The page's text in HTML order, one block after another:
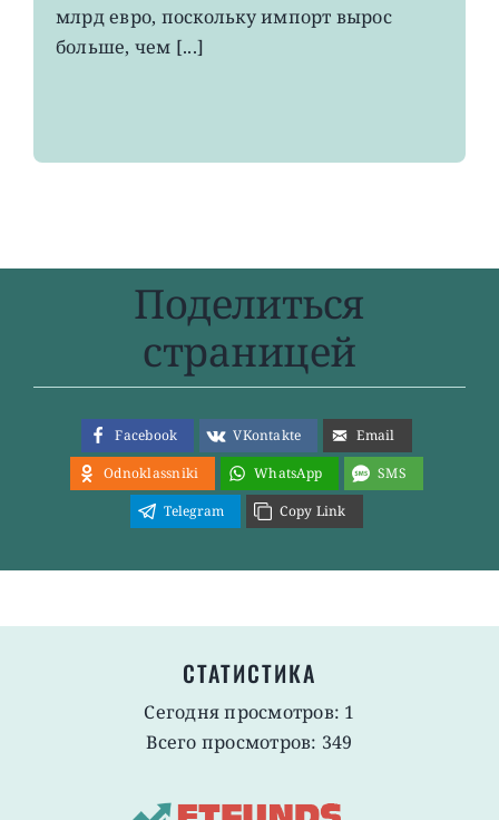
млрд евро, поскольку импорт вырос
больше, чем [...]
Поделиться
страницей
Facebook VKontakte
Email
Odnoklassniki
WhatsApp
SMS
Telegram
Copy Link
СТАТИСТИКА
Сегодня просмотров: 1
Всего просмотров: 349